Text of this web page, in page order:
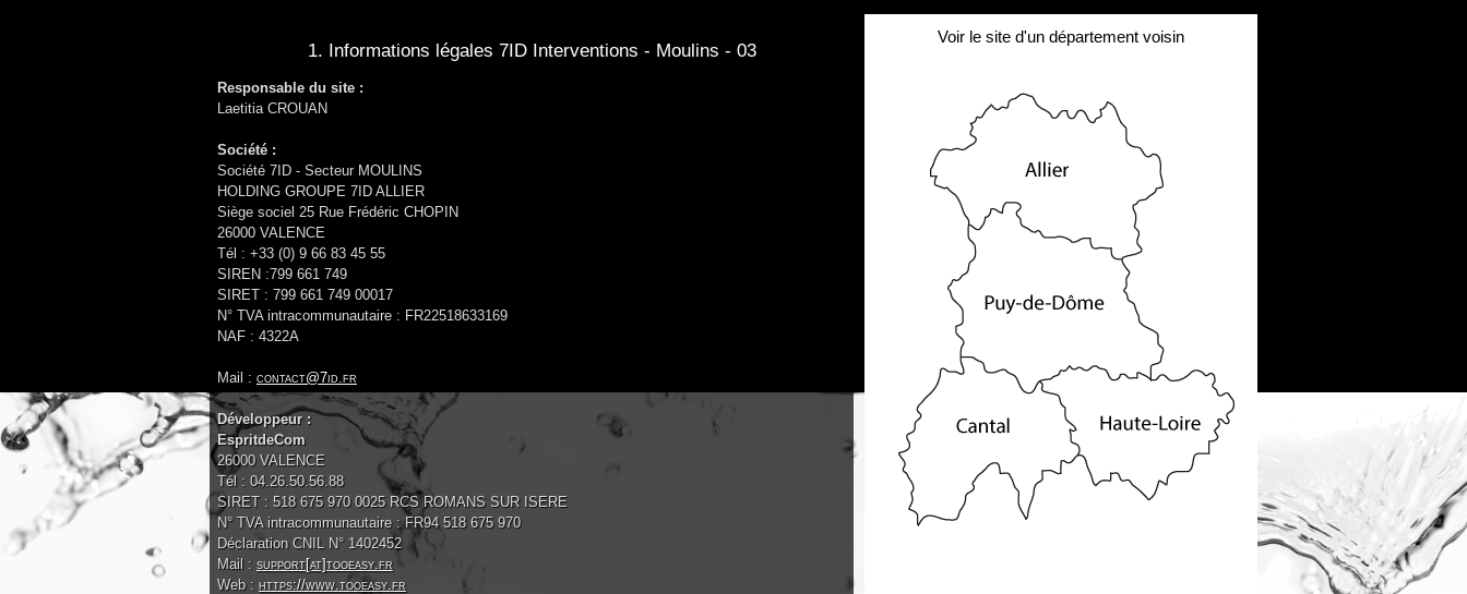
Voir le site d'un département voisin
1. Informations légales 7ID Interventions - Moulins - 03
Responsable du site :
Laetitia CROUAN
Société :
Société 7ID - Secteur MOULINS
HOLDING GROUPE 7ID ALLIER
Siège sociel 25 Rue Frédéric CHOPIN
26000 VALENCE
Tél : +33 (0) 9 66 83 45 55
SIREN :799 661 749
SIRET : 799 661 749 00017
N° TVA intracommunautaire : FR22518633169
NAF : 4322A
Mail : contact@7id.fr
Développeur :
EspritdeCom
26000 VALENCE
Tél : 04.26.50.56.88
SIRET : 518 675 970 0025 RCS ROMANS SUR ISERE
N° TVA intracommunautaire : FR94 518 675 970
Déclaration CNIL N° 1402452
Mail : support[at]tooeasy.fr
Web : https://www.tooeasy.fr